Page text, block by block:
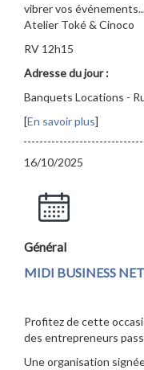
vibrer vos
Atelier Toké & Cinoco
RV 12h15
Adresse du jour :
Banquets Locations -
[En savoir plus]
16/10/2025
Général
MIDI BUSINESS
Profitez de cette
des entrepreneurs
Une organisation